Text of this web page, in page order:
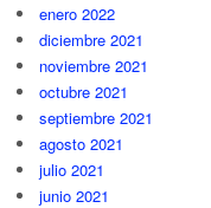
enero 2022
diciembre 2021
noviembre 2021
octubre 2021
septiembre 2021
agosto 2021
julio 2021
junio 2021